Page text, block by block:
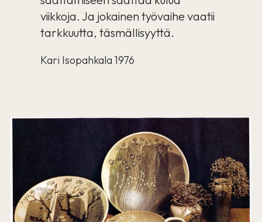
viikkoja. Ja jokainen työvaihe vaatii
tarkkuutta, täsmällisyyttä.
Kari Isopahkala 1976